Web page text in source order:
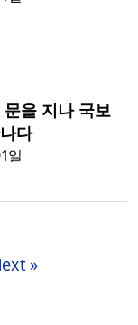
을 지나 국보
다
일
»